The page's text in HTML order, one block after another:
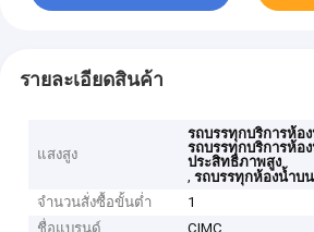
รายละเอียดสินค้า
แสงสูง
รถบรรทุกบริการห้อ
รถบรรทุกบริการห้อ
ประสิทธิภาพสูง
,รถบรรทุกห้องน้ำบ
จำนวนสั่งซื้อขั้นต่ำ
1
ชื่อแบรนด์
CIMC